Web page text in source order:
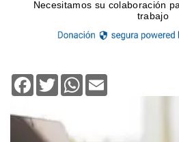
Facebook
TwitterWhatsApp